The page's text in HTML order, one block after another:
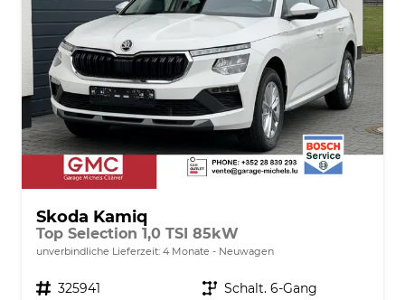
Skoda Kamiq
Top Selection 1,0 TSI 85kW
unverbindliche Lieferzeit: 4 Monate Neuwagen
Fahrzeugnr. 325941 Getriebe Schalt. 6-Gang